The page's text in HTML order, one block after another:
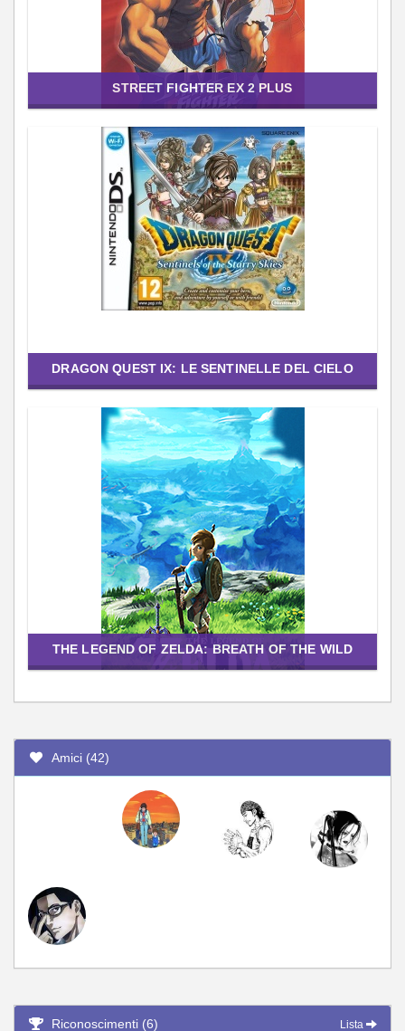
STREET FIGHTER EX 2 PLUS
DRAGON QUEST IX: LE SENTINELLE DEL CIELO
THE LEGEND OF ZELDA: BREATH OF THE WILD
Amici (42)
Riconoscimenti (6) Lista